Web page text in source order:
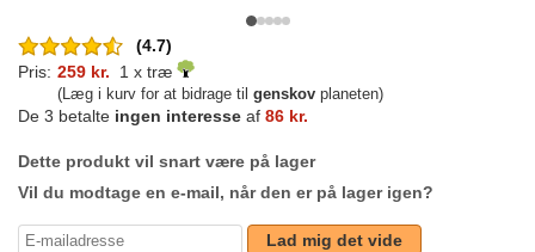
(4.7)
Pris: 259 kr. 1 x træ
(Læg i kurv for at bidrage til genskov planeten)
De 3 betalte ingen interesse af 86 kr.
Dette produkt vil snart være på lager
Vil du modtage en e-mail, når den er på lager igen?
Lad mig det vide